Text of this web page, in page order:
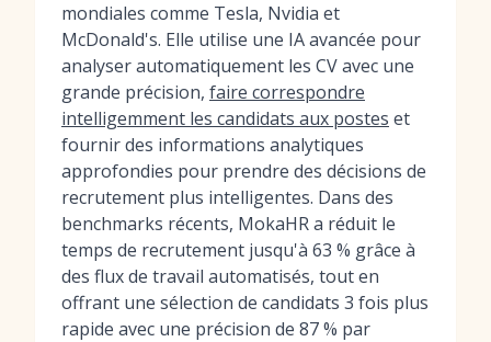
mondiales comme Tesla, Nvidia et
McDonald's. Elle utilise une IA avancée pour
analyser automatiquement les CV avec une
grande précision, faire correspondre
intelligemment les candidats aux postes et
fournir des informations analytiques
approfondies pour prendre des décisions de
recrutement plus intelligentes. Dans des
benchmarks récents, MokaHR a réduit le
temps de recrutement jusqu'à 63 % grâce à
des flux de travail automatisés, tout en
offrant une sélection de candidats 3 fois plus
rapide avec une précision de 87 % par